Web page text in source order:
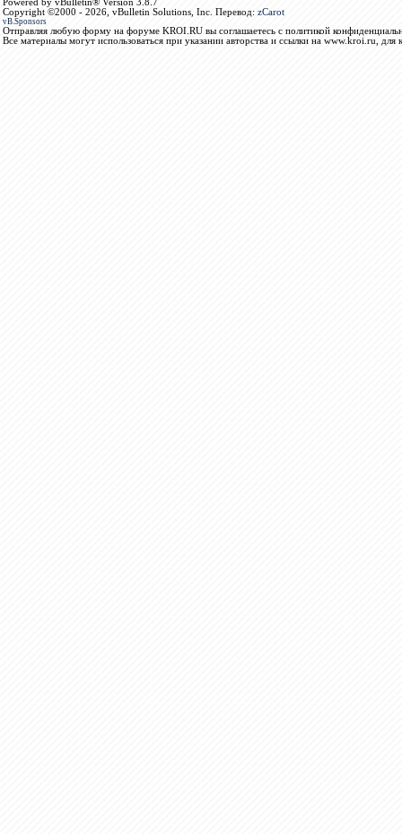
Powered by vBulletin® Version 3.8.7
Copyright ©2000 - 2026, vBulletin Solutions, Inc. Перевод: zCarot
vB.Sponsors
Отправляя любую форму на форуме KROI.RU вы соглашаетесь с политикой
Все материалы могут использоваться при указании авторства и ссылки на www.kroi.ru, для